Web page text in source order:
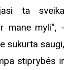
ta sveika
mane myli“, -
sukurta saugi,
stiprybės ir